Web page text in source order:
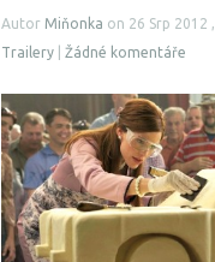
Autor Miňonka on 26 Srp 2012 ,
Trailery
Žádné komentáře